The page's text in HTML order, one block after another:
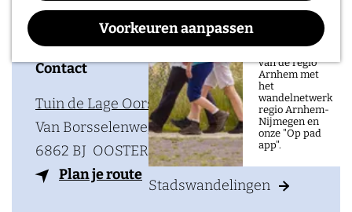
Voorkeuren aanpassen
natuur en rijke
van de regio
Arnhem met
het
wandelnetwerk
regio Arnhem-
Nijmegen en
onze "Op pad
app".
Stadswandelingen
Contact
Tuin de Lage Oorsprong
Van Borsselenweg 36
6862 BJ OOSTERBEEK
Plan je routen